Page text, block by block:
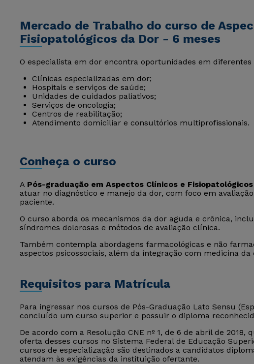
Mercado de Trabalho do curso de
Fisiopatológicos da Dor - 6 meses
O especialista em dor encontra oportunidades em
Clínicas especializadas em dor;
Hospitais e serviços de saúde;
Unidades de cuidados paliativos;
Serviços de oncologia;
Centros de reabilitação;
Atendimento domiciliar e consultórios multiprofissionais.
Conheça o curso
A Pós-graduação em Aspectos Clínicos e
atuar no diagnóstico e manejo da dor, com foco em
paciente.
O curso aborda os mecanismos da dor aguda e crônica,
síndromes dolorosas e métodos de avaliação clínica.
Também contempla abordagens farmacológicas e não
aspectos psicossociais, além da integração com medicina
Requisitos para Matrícula
Para ingressar nos cursos de Pós-Graduação Lato Sensu
concluído um curso superior e possuir o diploma
De acordo com a Resolução CNE nº 1, de 6 de abril de 2018,
oferta desses cursos no Sistema Federal de Educação
cursos de especialização são destinados a candidatos
atendam às exigências da instituição ofertante.